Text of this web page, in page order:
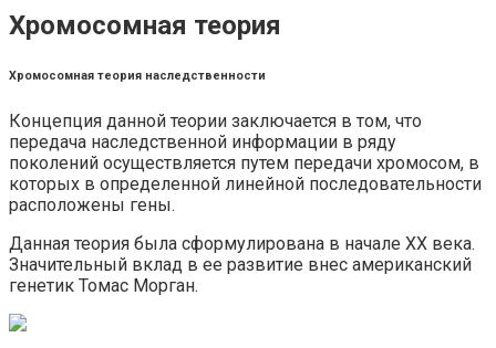
Хромосомная теория
Хромосомная теория наследственности
Концепция данной теории заключается в том, что
передача наследственной информации в ряду
поколений осуществляется путем передачи хромосом, в
которых в определенной линейной последовательности
расположены гены.
Данная теория была сформулирована в начале XX века.
Значительный вклад в ее развитие внес американский
генетик Томас Морган.